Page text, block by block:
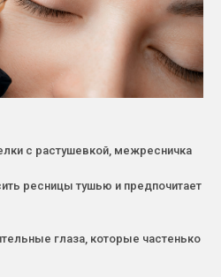
с растушевкой, межресничка
ресницы тушью и предпочитает
глаза, которые частенько